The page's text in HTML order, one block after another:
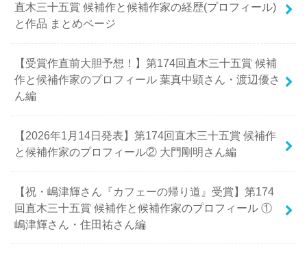
直木三十五賞 候補作と候補作家の経歴(プロフィール)
と作品 まとめページ
【受賞作直前大胆予想！】第174回直木三十五賞 候補
作と候補作家のプロフィール 葉真中顕さん・渡辺優さ
ん編
【2026年1月14日発表】第174回直木三十五賞 候補作
と候補作家のプロフィール② 大門剛明さん編
【祝・嶋津輝さん『カフェーの帰り道』受賞】第174
回直木三十五賞 候補作と候補作家のプロフィール ①
嶋津輝さん・住田祐さん編